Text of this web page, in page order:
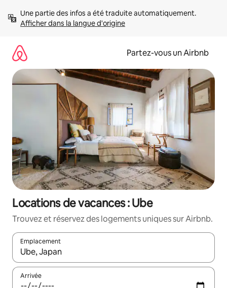
directement
Afficher dans la langue d'origine
Partez-vous un Airbnb
Locations de vacances : Ube
Trouvez et réservez des logements uniques sur Airbnb.
Emplacement
Quand les résultats sont affichés, parcourez-les en utilisant
Arrivée